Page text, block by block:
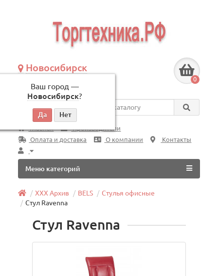
Новосибирск
Ваш город —
Новосибирск?
по будням, с 09:00 до 18:00
0
Везде
Главная
Производители
Оплата и доставка
О компании Контакты
Меню категорий
ХХХ Архив BELS
Стулья офисные
Стул Ravenna
Стул Ravenna